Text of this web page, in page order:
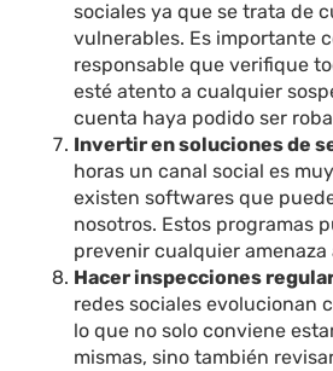
sociales ya que se trata de
vulnerables. Es importante
responsable que verifique
esté atento a cualquier
cuenta haya podido ser
Invertir en soluciones de
horas un canal social es
existen softwares que
nosotros. Estos programas
prevenir cualquier amenaza
Hacer inspecciones
redes sociales evolucionan
lo que no solo conviene
mismas, sino también